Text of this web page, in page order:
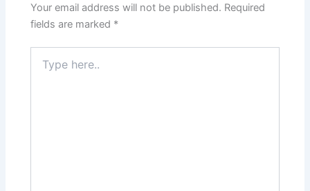
Your email address will not be published. Required
fields are marked *
here..